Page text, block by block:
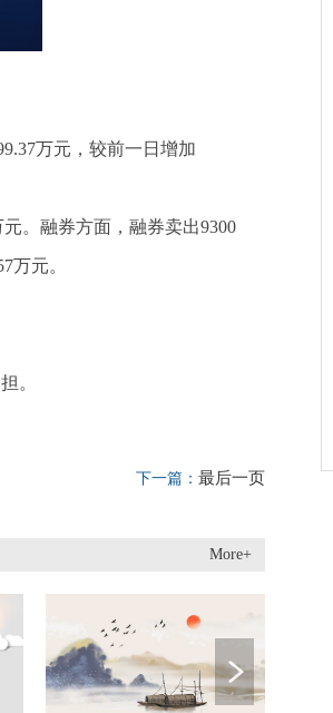
万元，较前一日增加
。融券方面，融券卖出9300
万元。
。
下一篇： 最后一页
More+